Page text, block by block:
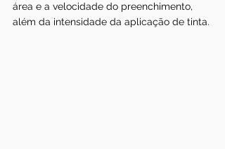
área e a velocidade do preenchimento,
além da intensidade da aplicação de tinta.